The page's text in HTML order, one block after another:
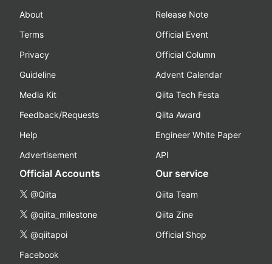
About
Terms
Privacy
Guideline
Media Kit
Feedback/Requests
Help
Advertisement
Release Note
Official Event
Official Column
Advent Calendar
Qiita Tech Festa
Qiita Award
Engineer White Paper
API
Official Accounts
@Qiita
@qiita_milestone
@qiitapoi
Facebook
Our service
Qiita Team
Qiita Zine
Official Shop